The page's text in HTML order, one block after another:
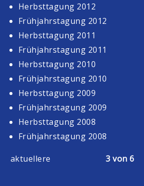
Herbsttagung 2012
Frühjahrstagung 2012
Herbsttagung 2011
Frühjahrstagung 2011
Herbsttagung 2010
Frühjahrstagung 2010
Herbsttagung 2009
Frühjahrstagung 2009
Herbsttagung 2008
Frühjahrstagung 2008
aktuellere 3 von 6